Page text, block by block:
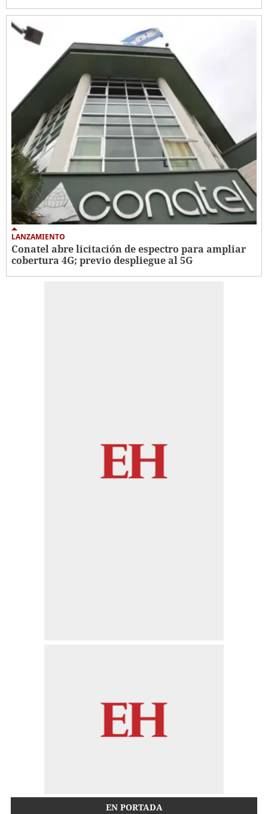
LANZAMIENTO
Conatel abre licitación de espectro para ampliar
cobertura 4G; previo despliegue al 5G
EN PORTADA